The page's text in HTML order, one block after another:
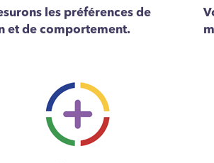
les préférences de
et de comportement.